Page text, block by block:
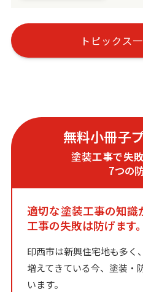
トピックス
無料小冊子プ
塗装工事で失
7つの
適切な塗装工事の知識
工事の失敗は防げます。
印西市は新興住宅地も多く
増えてきている今、塗装・
います。